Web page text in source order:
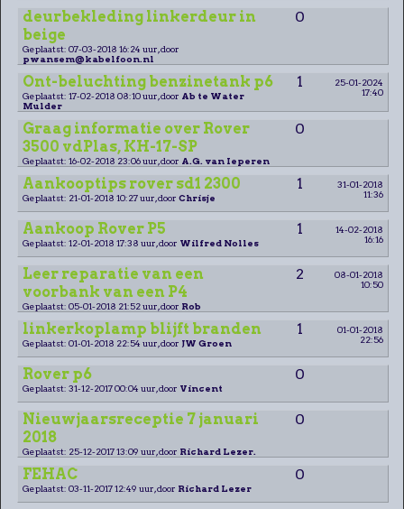
deurbekleding linkerdeur in
beige
0
Geplaatst: 07-03-2018 16:24 uur, door
pwansem@kabelfoon.nl
Ont-beluchting benzinetank p6 1
25-01-2024
17:40
Geplaatst: 17-02-2018 08:10 uur, door Ab te Water
Mulder
Graag informatie over Rover
3500 vdPlas, KH-17-SP
0
Geplaatst: 16-02-2018 23:06 uur, door A.G. van Ieperen
Aankooptips rover sd1 2300 1
31-01-2018
11:36
Geplaatst: 21-01-2018 10:27 uur, door Chrisje
Aankoop Rover P5 1
14-02-2018
16:16
Geplaatst: 12-01-2018 17:38 uur, door Wilfred Nolles
Leer reparatie van een
voorbank van een P4
2
08-01-2018
10:50
Geplaatst: 05-01-2018 21:52 uur, door Rob
linkerkoplamp blijft branden 1
01-01-2018
22:56
Geplaatst: 01-01-2018 22:54 uur, door JW Groen
Rover p6 0
Geplaatst: 31-12-2017 00:04 uur, door Vincent
Nieuwjaarsreceptie 7 januari
2018
0
Geplaatst: 25-12-2017 13:09 uur, door Richard Lezer.
FEHAC 0
Geplaatst: 03-11-2017 12:49 uur, door Richard Lezer